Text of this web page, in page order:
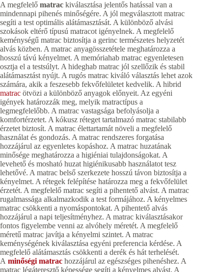
A megfelelő matrac kiválasztása jelentős hatással van a
mindennapi pihenés minőségére. A jól megválasztott matrac
segíti a test optimális alátámasztását. A különböző alvási
szokások eltérő típusú matracot igényelnek. A megfelelő
keménységű matrac biztosítja a gerinc természetes helyzetét
alvás közben. A matrac anyagösszetétele meghatározza a
hosszú távú kényelmet. A memóriahab matrac egyenletesen
osztja el a testsúlyt. A hideghab matrac jól szellőzik és stabil
alátámasztást nyújt. A rugós matrac kiváló választás lehet azok
számára, akik a feszesebb fekvőfelületet kedvelik. A hibrid
matrac ötvözi a különböző anyagok előnyeit. Az egyéni
igények határozzák meg, melyik matractípus a
legmegfelelőbb. A matrac vastagsága befolyásolja a
komfortérzetet. A kókusz réteget tartalmazó matrac stabilabb
érzetet biztosít. A matrac élettartamát növeli a megfelelő
használat és gondozás. A matrac rendszeres forgatása
hozzájárul az egyenletes kopáshoz. A matrac huzatának
minősége meghatározza a higiéniai tulajdonságokat. A
levehető és mosható huzat higiénikusabb használatot tesz
lehetővé. A matrac belső szerkezete hosszú távon biztosítja a
kényelmet. A rétegek felépítése határozza meg a fekvőfelület
érzetét. A megfelelő matrac segíti a pihentető alvást. A matrac
rugalmassága alkalmazkodik a test formájához. A kényelmes
matrac csökkenti a nyomáspontokat. A pihentető alvás
hozzájárul a napi teljesítményhez. A matrac kiválasztásakor
fontos figyelembe venni az alvóhely méretét. A megfelelő
méretű matrac javítja a kényelmi szintet. A matrac
keménységének kiválasztása egyéni preferencia kérdése. A
megfelelő alátámasztás csökkenti a derék és hát terhelését.
A minőségi matrac hozzájárul az egészséges pihenéshez. A
matrac légáteresztő képessége segíti a kényelmes alvást. A